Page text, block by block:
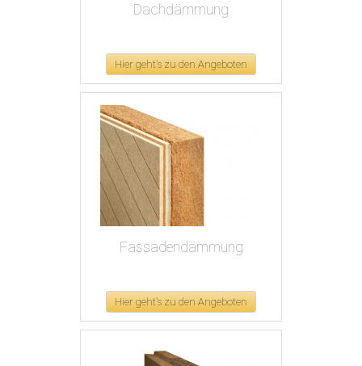
Dachdämmung
Hier geht's zu den Angeboten
Fassadendämmung
Hier geht's zu den Angeboten